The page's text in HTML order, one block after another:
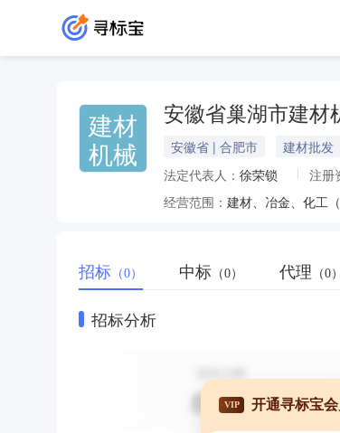
建材
机械
安徽省巢湖市建材
安徽省 | 合肥市 建材批发
法定代表人： 徐荣锁 注册
经营范围： 建材、冶金、化工
招标 （0） 中标 （0） 代理 （0）
招标分析
VIP 开通寻标宝